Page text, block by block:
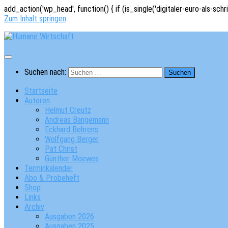
add_action('wp_head', function() { if (is_single('digitaler-euro-als-
Zum Inhalt springen
Suchen nach:
Startseite
Autoren
Helmut Creutz
Andreas Bangemann
Eckhard Behrens
Wolfgang Berger
Pat Christ
Günther Moewes
Terminkalender
Abo & Probeheft
Shop
Links
Archiv
Ausgaben 2026